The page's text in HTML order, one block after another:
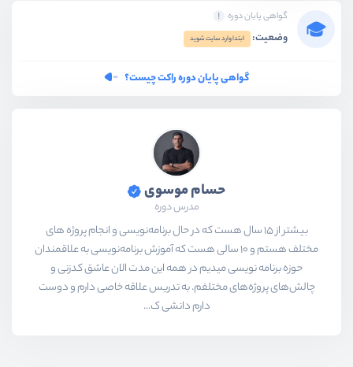
گواهی پایان دوره
وضعیت: ابتدا وارد سایت شوید
گواهی پایان دوره راکت چیست؟
حسام موسوی
مدرس دوره
بیشتر از ۱۵ سال هست که در حال برنامه‌نویسی و انجام پروژه های
مختلف هستم و ۱۰ سالی هست که آموزش برنامه‌نویسی به علاقمندان
حوزه برنامه نویسی میدیم در همه این مدت الان عاشق کدزنی و
چالش‌های پروژه‌های مختلفم. به تدریس علاقه خاصی دارم و دوست
دارم دانشی ک...